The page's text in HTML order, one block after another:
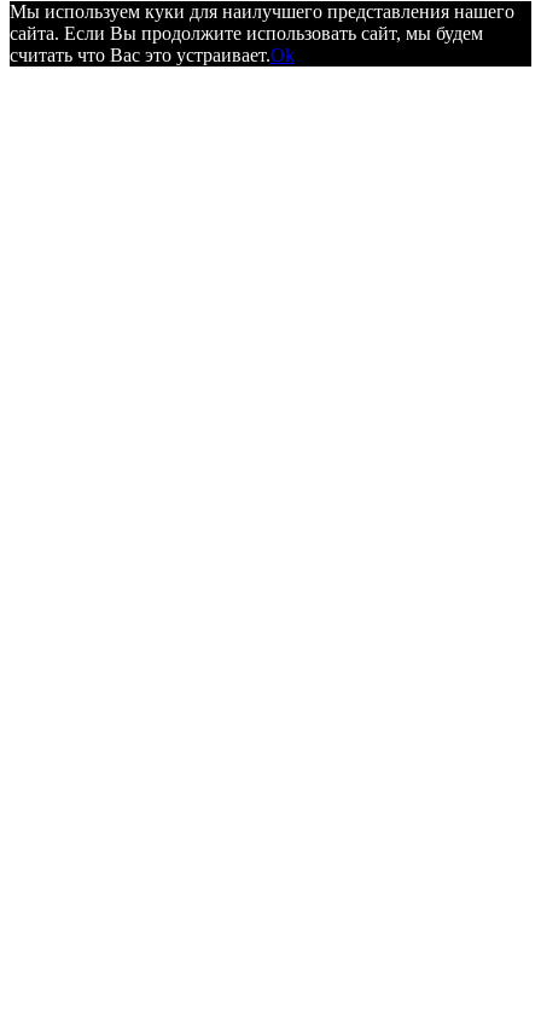
Мы используем куки для наилучшего представления нашего
сайта. Если Вы продолжите использовать сайт, мы будем
считать что Вас это устраивает.Ok